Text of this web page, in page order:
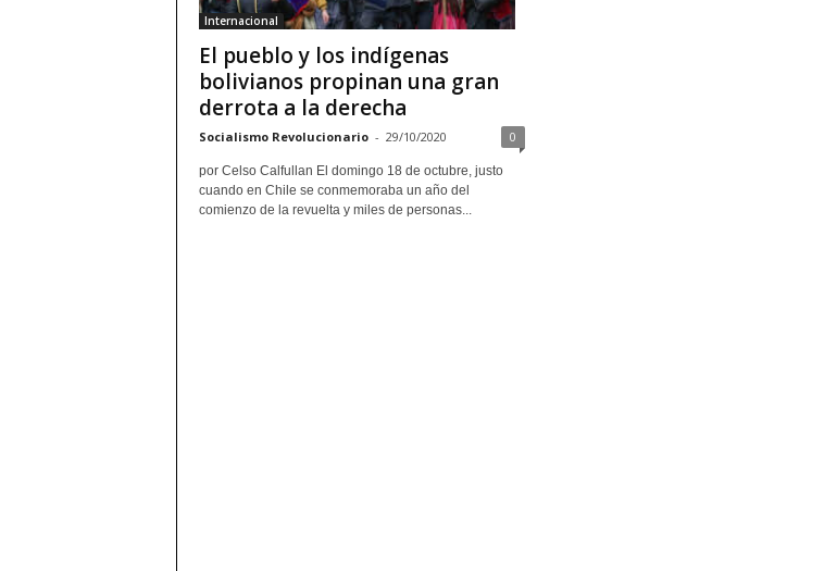
Internacional
El pueblo y los indígenas
bolivianos propinan una gran
derrota a la derecha
Socialismo Revolucionario - 29/10/2020 0
por Celso Calfullan El domingo 18 de octubre, justo
cuando en Chile se conmemoraba un año del
comienzo de la revuelta y miles de personas...